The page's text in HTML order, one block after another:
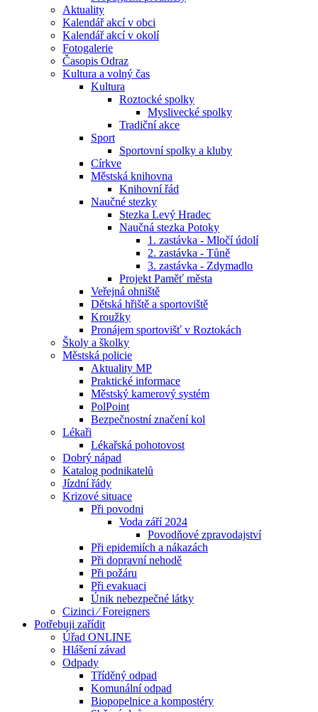
Aktuality
Kalendář akcí v obci
Kalendář akcí v okolí
Fotogalerie
Časopis Odraz
Kultura a volný čas
Kultura
Roztocké spolky
Myslivecké spolky
Tradiční akce
Sport
Sportovní spolky a kluby
Církve
Městská knihovna
Knihovní řád
Naučné stezky
Stezka Levý Hradec
Naučná stezka Potoky
1. zastávka - Mločí údolí
2. zastávka - Tůně
3. zastávka - Zdymadlo
Projekt Paměť města
Veřejná ohniště
Dětská hřiště a sportoviště
Kroužky
Pronájem sportovišť v Roztokách
Školy a školky
Městská policie
Aktuality MP
Praktické informace
Městský kamerový systém
PolPoint
Bezpečnostní značení kol
Lékaři
Lékařská pohotovost
Dobrý nápad
Katalog podnikatelů
Jízdní řády
Krizové situace
Při povodni
Voda září 2024
Povodňové zpravodajství
Při epidemiích a nákazách
Při dopravní nehodě
Při požáru
Při evakuaci
Únik nebezpečné látky
Cizinci ⁄ Foreigners
Potřebuji zařídit
Úřad ONLINE
Hlášení závad
Odpady
Tříděný odpad
Komunální odpad
Biopopelnice a kompostéry